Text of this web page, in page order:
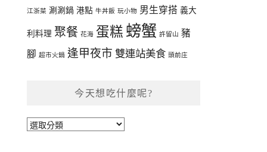
江浙菜 涮涮鍋 港點 牛丼飯 玩小物 男生穿搭 義大
利料理 聚餐 花海 蛋糕 螃蟹 許留山 豬
腳 超市火鍋 逢甲夜市 雙連站美食 頭前庄
今天想吃什麼呢?
今